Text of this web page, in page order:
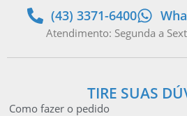
(43) 3371-6400
Atendimento: Segunda a
TIRE SUAS
Como fazer o pedido